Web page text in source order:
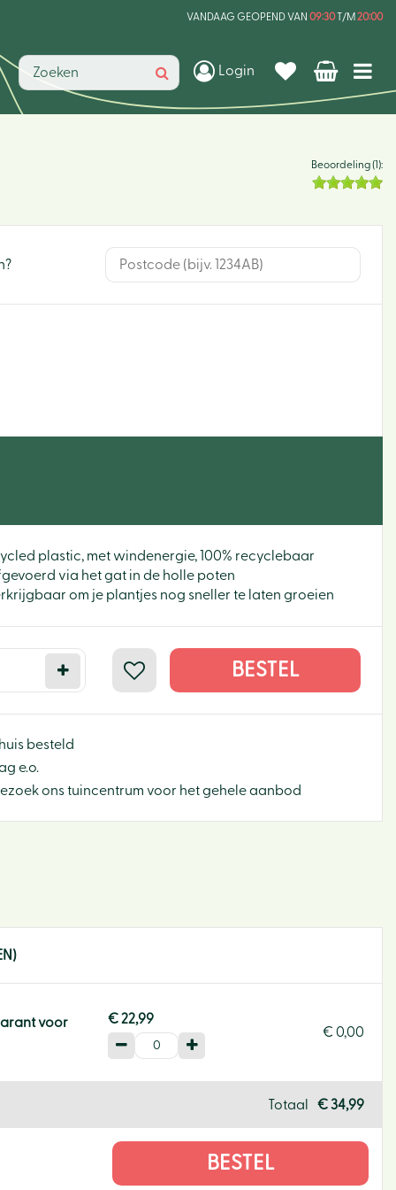
VANDAAG GEOPEND VAN 09:30T/M 20:00
Login
Beoordeling (1):
plastic, met windenergie, 100% recyclebaar
via het gat in de holle poten
om je plantjes nog sneller te laten groeien
besteld
e.o.
ons tuincentrum voor het gehele aanbod
voor
€22,99
€ 0,00
Totaal €34,99